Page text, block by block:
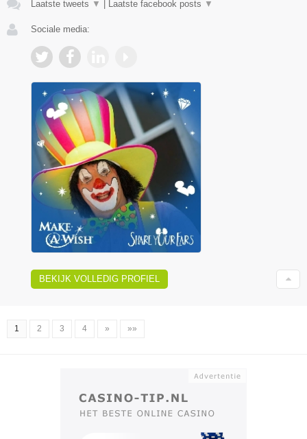
Laatste tweets ▼ Laatste facebook posts ▼
Sociale media:
BEKIJK VOLLEDIG PROFIEL
1 2 3 4 » »»